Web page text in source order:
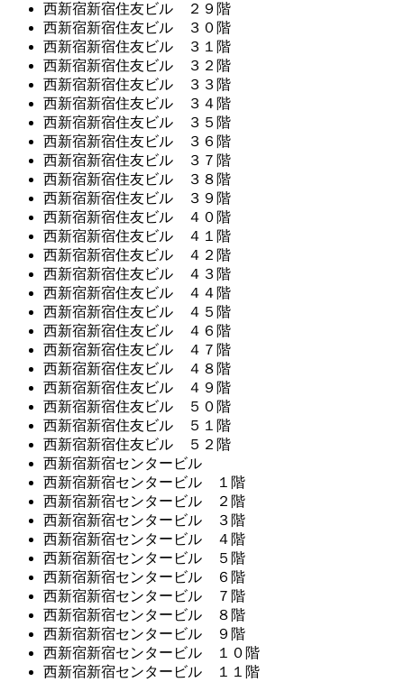
西新宿新宿住友ビル ２９階
西新宿新宿住友ビル ３０階
西新宿新宿住友ビル ３１階
西新宿新宿住友ビル ３２階
西新宿新宿住友ビル ３３階
西新宿新宿住友ビル ３４階
西新宿新宿住友ビル ３５階
西新宿新宿住友ビル ３６階
西新宿新宿住友ビル ３７階
西新宿新宿住友ビル ３８階
西新宿新宿住友ビル ３９階
西新宿新宿住友ビル ４０階
西新宿新宿住友ビル ４１階
西新宿新宿住友ビル ４２階
西新宿新宿住友ビル ４３階
西新宿新宿住友ビル ４４階
西新宿新宿住友ビル ４５階
西新宿新宿住友ビル ４６階
西新宿新宿住友ビル ４７階
西新宿新宿住友ビル ４８階
西新宿新宿住友ビル ４９階
西新宿新宿住友ビル ５０階
西新宿新宿住友ビル ５１階
西新宿新宿住友ビル ５２階
西新宿新宿センタービル
西新宿新宿センタービル １階
西新宿新宿センタービル ２階
西新宿新宿センタービル ３階
西新宿新宿センタービル ４階
西新宿新宿センタービル ５階
西新宿新宿センタービル ６階
西新宿新宿センタービル ７階
西新宿新宿センタービル ８階
西新宿新宿センタービル ９階
西新宿新宿センタービル １０階
西新宿新宿センタービル １１階